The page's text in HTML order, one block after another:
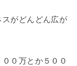
がどんどん広が
０万とか５００